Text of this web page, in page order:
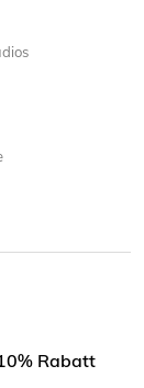
Rabatt